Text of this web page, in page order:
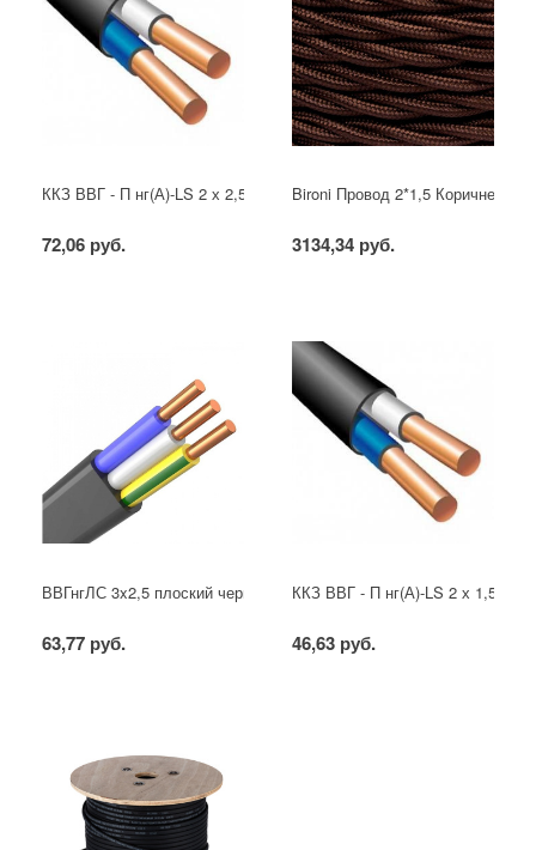
ККЗ ВВГ - П нг(А)-LS 2 х 2,5 ГОСТ
72,06 руб.
Bironi Провод 2*1,5 Коричневый
3134,34 руб.
ВВГнгЛС 3x2,5 плоский черный
63,77 руб.
ККЗ ВВГ - П нг(А)-LS 2 х 1,5
46,63 руб.